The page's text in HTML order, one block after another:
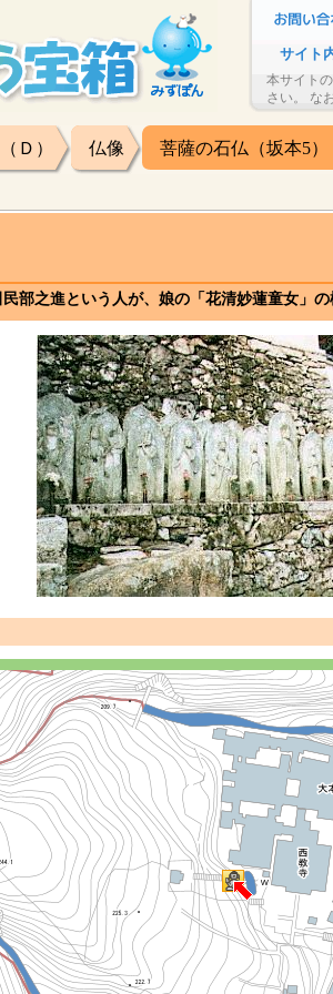
サイト
本サイト
さい。 な
Ｄ） 仏像 菩薩の石仏（坂本5）
部之進という人が、娘の「花清妙蓮童女」の